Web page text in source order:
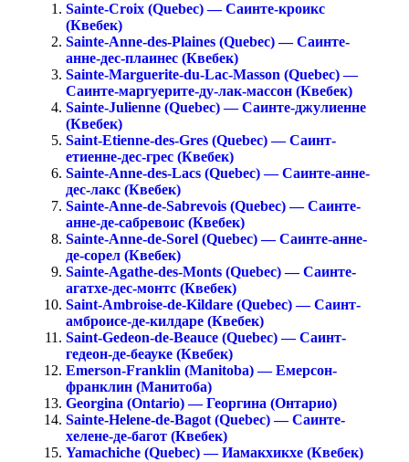
Sainte-Croix (Quebec) — Саинте-кроикс
(Квебек)
Sainte-Anne-des-Plaines (Quebec) — Саинте-
анне-дес-плаинес (Квебек)
Sainte-Marguerite-du-Lac-Masson (Quebec) —
Саинте-маргуерите-ду-лак-массон (Квебек)
Sainte-Julienne (Quebec) — Саинте-джулиенне
(Квебек)
Saint-Etienne-des-Gres (Quebec) — Саинт-
етиенне-дес-грес (Квебек)
Sainte-Anne-des-Lacs (Quebec) — Саинте-анне-
дес-лакс (Квебек)
Sainte-Anne-de-Sabrevois (Quebec) — Саинте-
анне-де-сабревоис (Квебек)
Sainte-Anne-de-Sorel (Quebec) — Саинте-анне-
де-сорел (Квебек)
Sainte-Agathe-des-Monts (Quebec) — Саинте-
агатхе-дес-монтс (Квебек)
Saint-Ambroise-de-Kildare (Quebec) — Саинт-
амброисе-де-килдаре (Квебек)
Saint-Gedeon-de-Beauce (Quebec) — Саинт-
гедеон-де-беауке (Квебек)
Emerson-Franklin (Manitoba) — Емерсон-
франклин (Манитоба)
Georgina (Ontario) — Георгина (Онтарио)
Sainte-Helene-de-Bagot (Quebec) — Саинте-
хелене-де-багот (Квебек)
Yamachiche (Quebec) — Иамакхикхе (Квебек)